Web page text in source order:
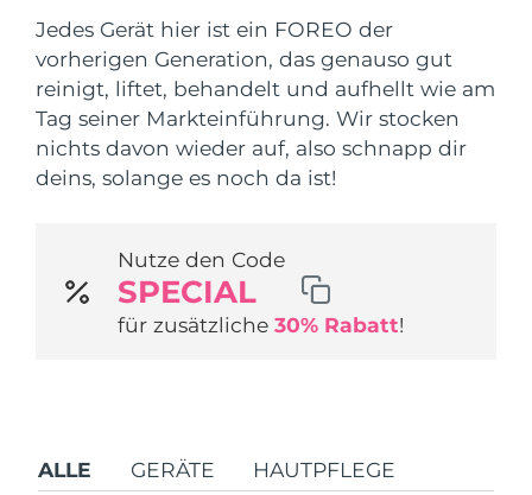
Jedes Gerät hier ist ein FOREO der
vorherigen Generation, das genauso gut
reinigt, liftet, behandelt und aufhellt wie am
Tag seiner Markteinführung. Wir stocken
nichts davon wieder auf, also schnapp dir
deins, solange es noch da ist!
Nutze den Code
SPECIAL
für zusätzliche30% Rabatt!
ALLE GERÄTE HAUTPFLEGE
FAQ™ Dual LED Panel
BELIEBT
Sonderangebote Bestseller
Vereinigte Staaten Erwartete Lieferung
Vereinigtes
Königreich
Erwartete Lieferung
Spanien Erwartete Lieferung
Frankreich Erwartete Lieferung